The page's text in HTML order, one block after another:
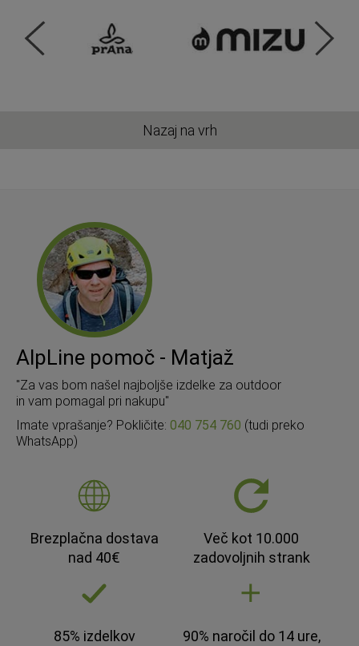
Nazaj na vrh
AlpLine pomoč - Matjaž
"Za vas bom našel najboljše izdelke za outdoor
in vam pomagal pri nakupu"
Imate vprašanje? Pokličite: 040 754 760 (tudi preko
WhatsApp)
Brezplačna dostava
nad 40€
Več kot 10.000
zadovoljnih strank
85% izdelkov
90% naročil do 14 ure,